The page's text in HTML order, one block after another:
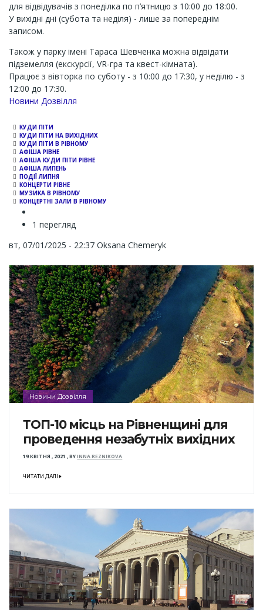
для відвідувачів з понеділка по п’ятницю з 10:00 до 18:00.
У вихідні дні (субота та неділя) - лише за попереднім
записом.
Також у парку імені Тараса Шевченка можна відвідати
підземелля (екскурсії, VR-гра та квест-кімната).
Працює з вівторка по суботу - з 10:00 до 17:30, у неділю - з
12:00 до 17:30.
Channel
Новини Дозвілля
КУДИ ПІТИ
КУДИ ПІТИ НА ВИХІДНИХ
КУДИ ПІТИ В РІВНОМУ
АФІША РІВНЕ
АФІША КУДИ ПІТИ РІВНЕ
АФІША ЛИПЕНЬ
ПОДІЇ ЛИПНЯ
КОНЦЕРТИ РІВНЕ
МУЗИКА В РІВНОМУ
КОНЦЕРТНІ ЗАЛИ В РІВНОМУ
1 перегляд
вт, 07/01/2025 - 22:37 Oksana Chemeryk
Новини Дозвілля
ТОП-10 місць на Рівненщині для
проведення незабутніх вихідних
19 КВІТНЯ , 2021 ,BYINNA REZNIKOVA
ЧИТАТИ ДАЛІ